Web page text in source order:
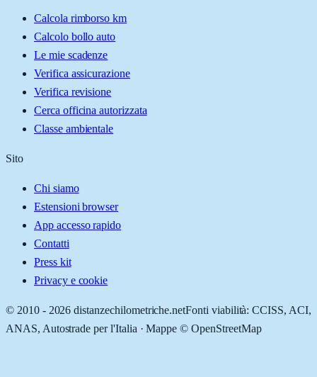
Calcola rimborso km
Calcolo bollo auto
Le mie scadenze
Verifica assicurazione
Verifica revisione
Cerca officina autorizzata
Classe ambientale
Sito
Chi siamo
Estensioni browser
App accesso rapido
Contatti
Press kit
Privacy e cookie
© 2010 - 2026 distanzechilometriche.netFonti viabilità: CCISS, ACI,
ANAS, Autostrade per l'Italia · Mappe © OpenStreetMap